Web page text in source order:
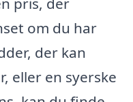
om du har
der kan
eller en syerske